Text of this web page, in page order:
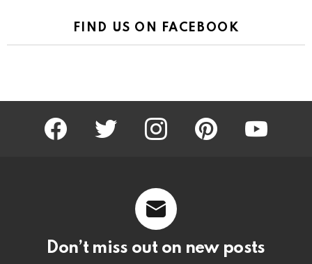
FIND US ON FACEBOOK
facebook twitter instagram pinterest youtube
Don’t miss out on new posts